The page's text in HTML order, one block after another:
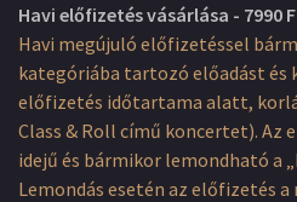
Havi előfizetés vásárlása - 7990
Havi megújuló előfizetéssel
kategóriába tartozó előadást
előfizetés időtartama alatt,
Class & Roll című koncertet).
idejű és bármikor lemondható a
Lemondás esetén az előfizetés